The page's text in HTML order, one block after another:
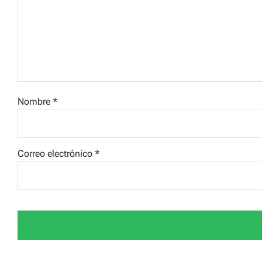
Nombre *
Correo electrónico *